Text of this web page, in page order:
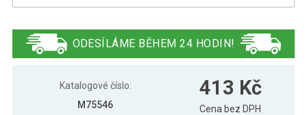
pumpou, 65 cm, černý
pumpou, 65 cm, fialový
371 Kč
ODESÍLÁME BĚHEM 24 HODIN!
Katalogové číslo:
M75546
413 Kč
Cena bez DPH